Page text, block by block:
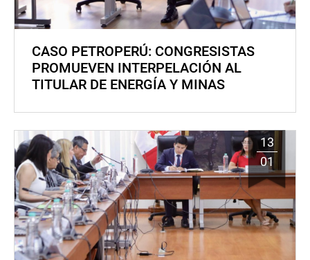
CASO PETROPERÚ: CONGRESISTAS
PROMUEVEN INTERPELACIÓN AL
TITULAR DE ENERGÍA Y MINAS
13
01